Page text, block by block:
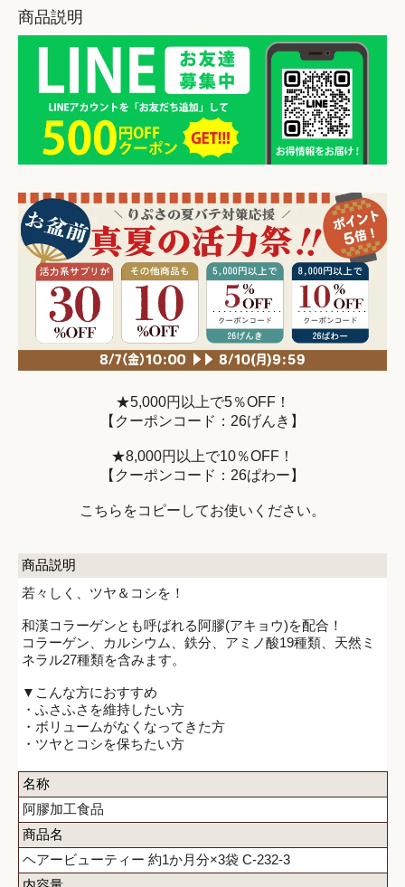
商品説明
★5,000円以上で5％OFF！
【クーポンコード：26げんき】
★8,000円以上で10％OFF！
【クーポンコード：26ぱわー】
こちらをコピーしてお使いください。
商品説明
若々しく、ツヤ＆コシを！
和漢コラーゲンとも呼ばれる阿膠(アキョウ)を配合！
コラーゲン、カルシウム、鉄分、アミノ酸19種類、天然ミ
ネラル27種類を含みます。
▼こんな方におすすめ
・ふさふさを維持したい方
・ボリュームがなくなってきた方
・ツヤとコシを保ちたい方
名称
阿膠加工食品
商品名
ヘアービューティー 約1か月分×3袋 C-232-3